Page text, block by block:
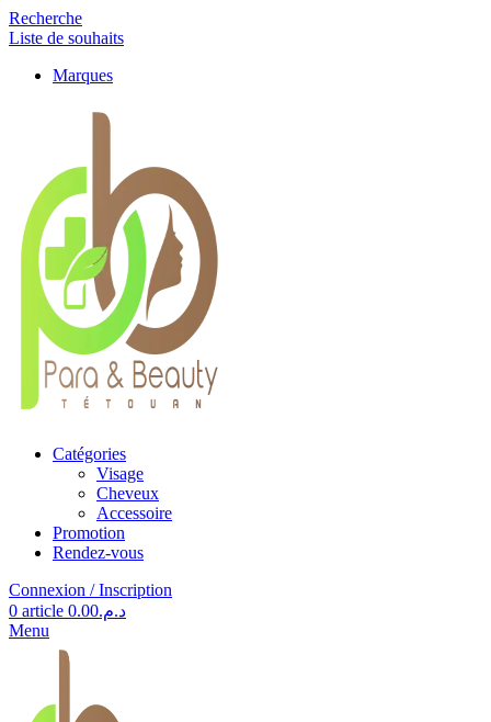
Recherche
Liste de souhaits
Marques
Catégories
Visage
Cheveux
Accessoire
Promotion
Rendez-vous
Connexion / Inscription
0 article د.م.0.00
Menu